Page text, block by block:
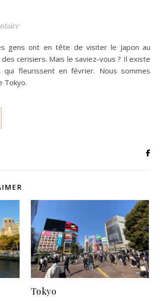
gens ont en tête de visiter le Japon au
cerisiers. Mais le saviez-vous ? Il existe
fleurissent en février. Nous sommes
Tokyo.
Tokyo